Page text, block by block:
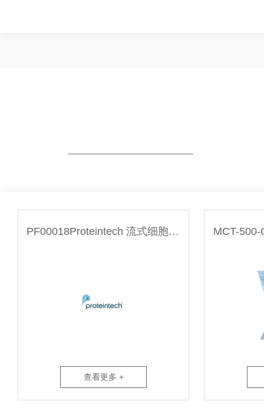
PF00018Proteintech 流式细胞染色缓冲液 (1X)
查看更多 +